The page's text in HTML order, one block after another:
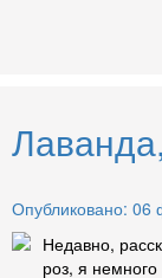
Опубликовано: 06
Недавно,
роз, я